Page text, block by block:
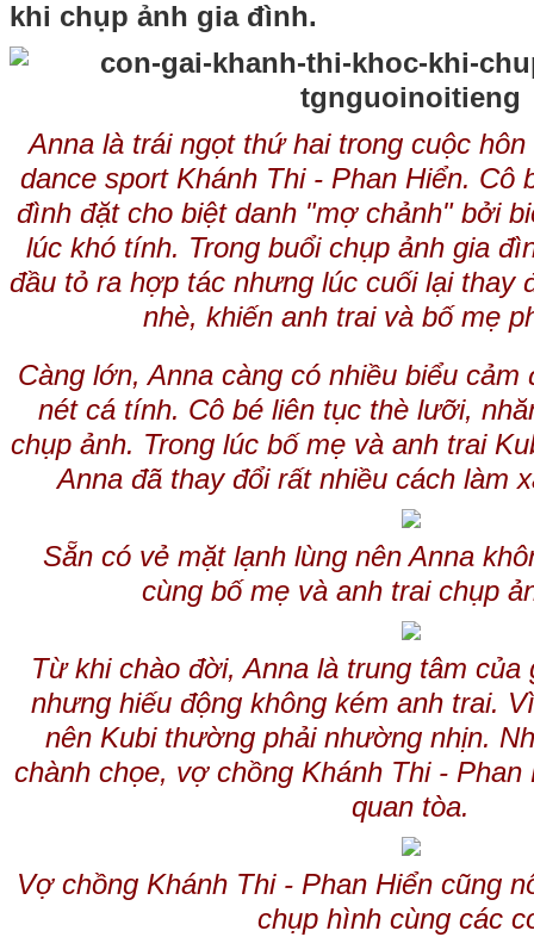
khi chụp ảnh gia đình.
Anna là trái ngọt thứ hai trong cuộc
dance sport Khánh Thi - Phan Hiển. Cô
đình đặt cho biệt danh "mợ chảnh" bởi
lúc khó tính. Trong buổi chụp ảnh gia
đầu tỏ ra hợp tác nhưng lúc cuối lại thay
nhè, khiến anh trai và bố mẹ
Càng lớn, Anna càng có nhiều biểu cảm
nét cá tính. Cô bé liên tục thè lưỡi,
chụp ảnh. Trong lúc bố mẹ và anh trai
Anna đã thay đổi rất nhiều cách làm
Sẵn có vẻ mặt lạnh lùng nên Anna
cùng bố mẹ và anh trai chụp
Từ khi chào đời, Anna là trung tâm
nhưng hiếu động không kém anh trai.
nên Kubi thường phải nhường nhịn.
chành chọe, vợ chồng Khánh Thi -
quan tòa.
Vợ chồng Khánh Thi - Phan Hiển cũng
chụp hình cùng các